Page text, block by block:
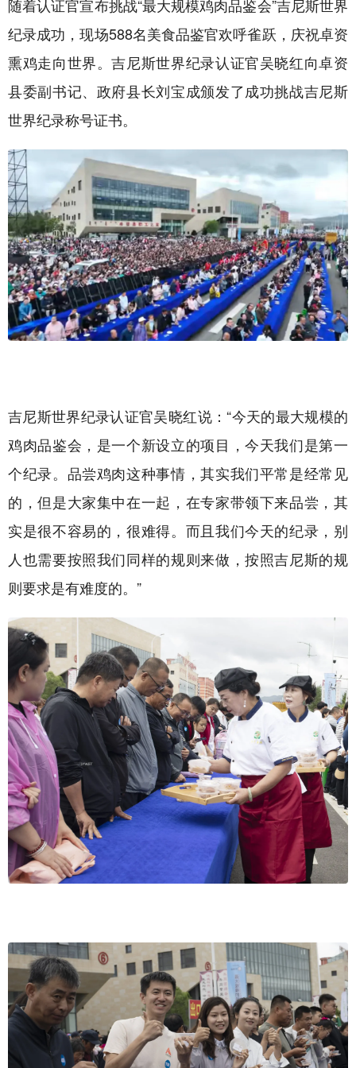
随着认证官宣布挑战“最大规模鸡肉品鉴会”吉尼斯世界
纪录成功，现场588名美食品鉴官欢呼雀跃，庆祝卓资
熏鸡走向世界。吉尼斯世界纪录认证官吴晓红向卓资
县委副书记、政府县长刘宝成颁发了成功挑战吉尼斯
世界纪录称号证书。
吉尼斯世界纪录认证官吴晓红说：“今天的最大规模的
鸡肉品鉴会，是一个新设立的项目，今天我们是第一
个纪录。品尝鸡肉这种事情，其实我们平常是经常见
的，但是大家集中在一起，在专家带领下来品尝，其
实是很不容易的，很难得。而且我们今天的纪录，别
人也需要按照我们同样的规则来做，按照吉尼斯的规
则要求是有难度的。”